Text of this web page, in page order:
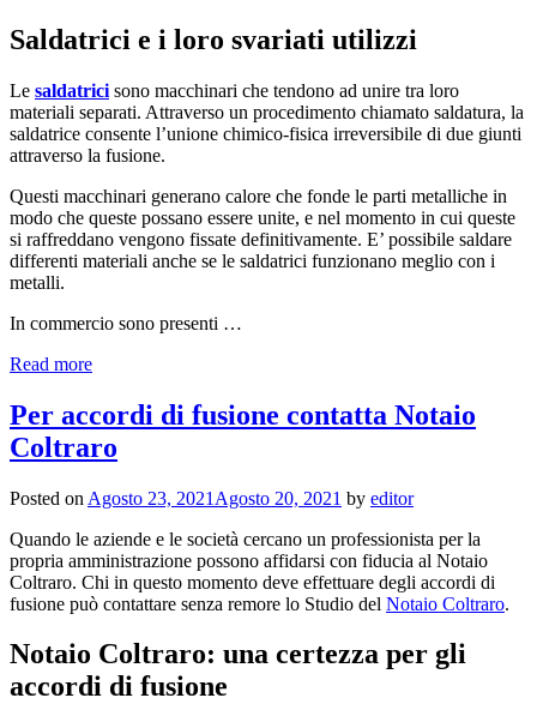
Saldatrici e i loro svariati utilizzi
Le saldatrici sono macchinari che tendono ad unire tra loro
materiali separati. Attraverso un procedimento chiamato saldatura, la
saldatrice consente l’unione chimico-fisica irreversibile di due giunti
attraverso la fusione.
Questi macchinari generano calore che fonde le parti metalliche in
modo che queste possano essere unite, e nel momento in cui queste
si raffreddano vengono fissate definitivamente. E’ possibile saldare
differenti materiali anche se le saldatrici funzionano meglio con i
metalli.
In commercio sono presenti …
Read more
Per accordi di fusione contatta Notaio
Coltraro
Posted on Agosto 23, 2021 Agosto 20, 2021 by editor
Quando le aziende e le società cercano un professionista per la
propria amministrazione possono affidarsi con fiducia al Notaio
Coltraro. Chi in questo momento deve effettuare degli accordi di
fusione può contattare senza remore lo Studio del Notaio Coltraro.
Notaio Coltraro: una certezza per gli
accordi di fusione